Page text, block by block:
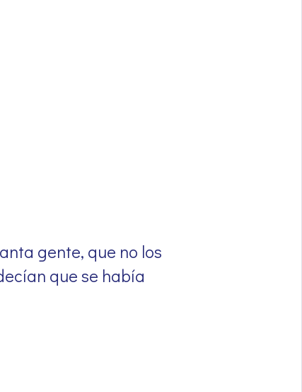
gente, que no los
que se había